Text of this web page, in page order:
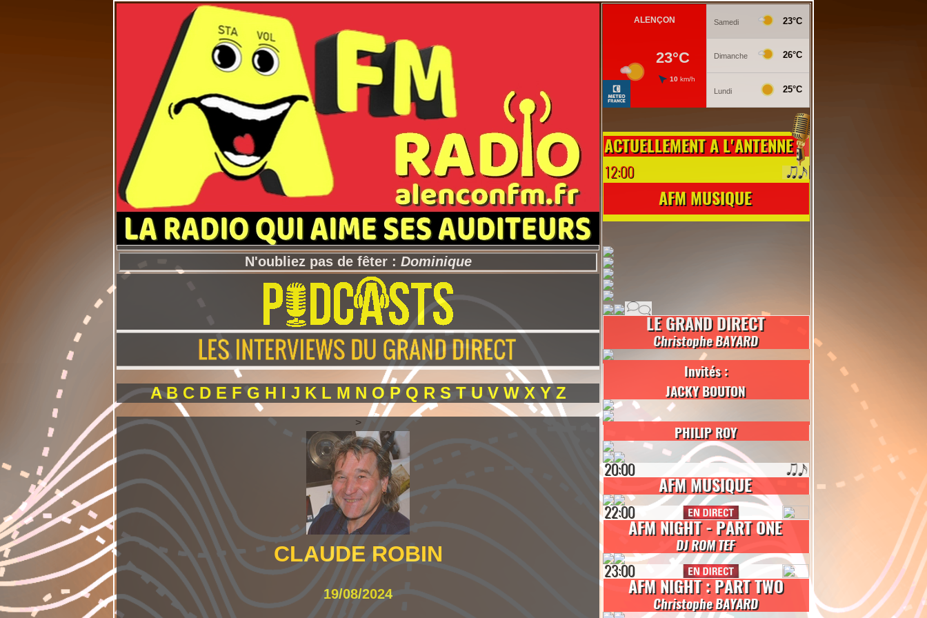
AB C D E F G H I J K L M N O P Q R S T U V W X Y Z
>
CLAUDE ROBIN
19/08/2024